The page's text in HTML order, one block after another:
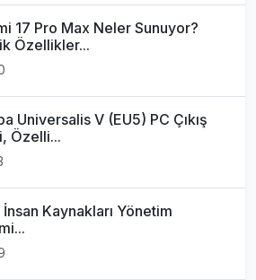
17 Pro Max Neler Sunuyor?
Özellikler...
Universalis V (EU5) PC Çıkış
Özelli...
İnsan Kaynakları Yönetim